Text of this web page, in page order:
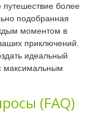
путешествие более
подобранная
моментом в
приключений.
идеальный
максимальным
(FAQ)